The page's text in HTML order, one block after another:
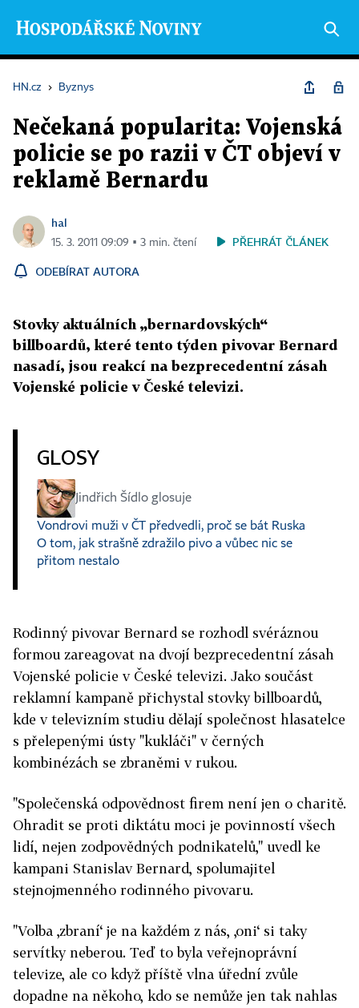
HN.cz › Byznys
Nečekaná popularita: Vojenská
policie se po razii v ČT objeví v
reklamě Bernardu
hal
15. 3. 2011 09:09 ▪ 3 min. čtení PŘEHRÁT ČLÁNEK
ODEBÍRAT AUTORA
Stovky aktuálních „bernardovských“
billboardů, které tento týden pivovar Bernard
nasadí, jsou reakcí na bezprecedentní zásah
Vojenské policie v České televizi.
GLOSY
Jindřich Šídlo glosuje
Vondrovi muži v ČT předvedli, proč se bát Ruska
O tom, jak strašně zdražilo pivo a vůbec nic se
přitom nestalo
Rodinný pivovar Bernard se rozhodl svéráznou
formou zareagovat na dvojí bezprecedentní zásah
Vojenské policie v České televizi. Jako součást
reklamní kampaně přichystal stovky billboardů,
kde v televizním studiu dělají společnost hlasatelce
s přelepenými ústy "kukláči" v černých
kombinézách se zbraněmi v rukou.
"Společenská odpovědnost firem není jen o charitě.
Ohradit se proti diktátu moci je povinností všech
lidí, nejen zodpovědných podnikatelů," uvedl ke
kampani Stanislav Bernard, spolumajitel
stejnojmenného rodinného pivovaru.
"Volba ‚zbraní‘ je na každém z nás, ‚oni‘ si taky
servítky neberou. Teď to byla veřejnoprávní
televize, ale co když příště vlna úřední zvůle
dopadne na někoho, kdo se nemůže jen tak nahlas